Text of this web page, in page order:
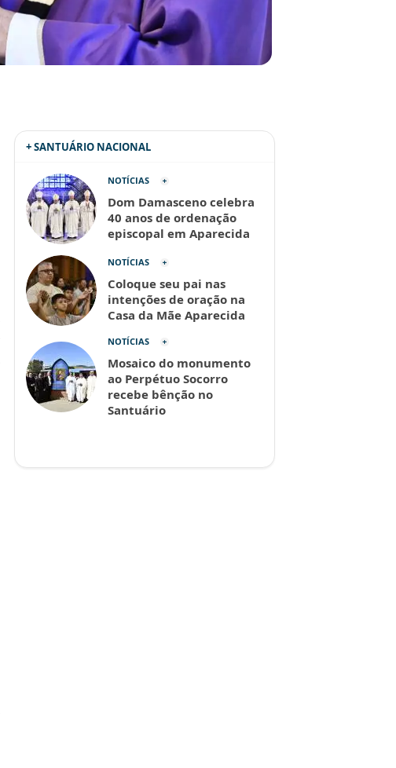
+ SANTUÁRIO NACIONAL
NOTÍCIAS
Dom Damasceno celebra
40 anos de ordenação
episcopal em Aparecida
NOTÍCIAS
Coloque seu pai nas
intenções de oração na
Casa da Mãe Aparecida
NOTÍCIAS
Mosaico do monumento
ao Perpétuo Socorro
recebe bênção no
Santuário